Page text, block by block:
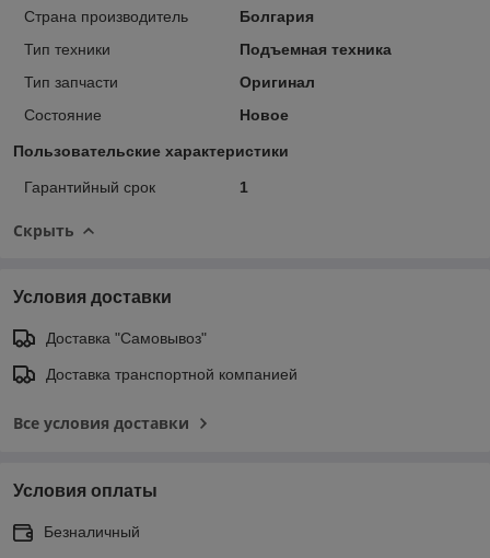
Страна производитель
Болгария
Тип техники
Подъемная техника
Тип запчасти
Оригинал
Состояние
Новое
Пользовательские характеристики
Гарантийный срок 1
Скрыть
Условия доставки
Доставка "Самовывоз"
Доставка транспортной компанией
Все условия доставки
Условия оплаты
Безналичный